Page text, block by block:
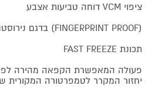
ציפוי VCM דוחה טביעות אצבע
(FINGERPRINT PROOF) בדגם נירוסטה.
תכונת FAST FREEZE
פעולה המאפשרת הקפאה מהירה
יחזור המקרר לטמפרטורה המקורית